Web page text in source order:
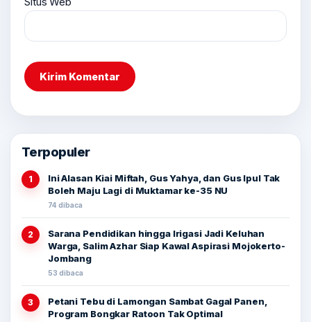
Terpopuler
1
Ini Alasan Kiai Miftah, Gus Yahya, dan Gus Ipul Tak
Boleh Maju Lagi di Muktamar ke-35 NU
74 dibaca
2
Sarana Pendidikan hingga Irigasi Jadi Keluhan
Warga, Salim Azhar Siap Kawal Aspirasi Mojokerto-
Jombang
53 dibaca
3
Petani Tebu di Lamongan Sambat Gagal Panen,
Program Bongkar Ratoon Tak Optimal